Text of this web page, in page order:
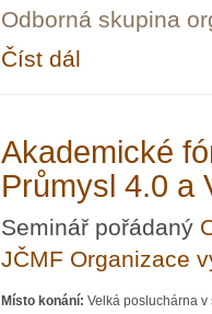
Odborná skupina
Číst dál
Akademické
Průmysl 4.0 a
Seminář pořádaný
JČMF Organizace
Místo konání: Velká posluchárna v